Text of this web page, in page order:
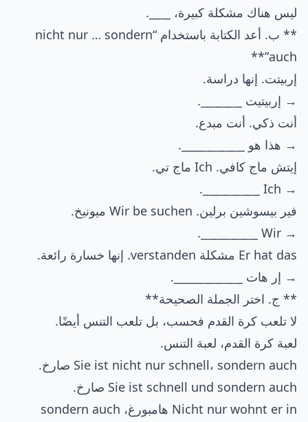
ليس هناك مشكلة كبيرة، _
__.
** ب. أعد الكتابة باستخدام “nicht nur … sondern
auch”**
إربيتت. إنها دراسة.
→ إربيتيت _
.
أنت ذكي. أنت مبدع.
→ هذا هو _
____.
إيتش ماج كافي. Ich ماج تي.
→ Ich _
_.
فير بيسوشين برلين. Wir be suchen ميونيخ.
→ Wir _
_.
Er hat das مشكلة verstanden. إنها خسارة رائعة.
→ إر هات _
_____.
** ج. اختر الجملة الصحيحة**
لا تلعب كرة القدم فحسب، بل تلعب التنس أيضًا.
لعبة كرة القدم، لعبة التنس.
Sie ist nicht nur schnell، sondern auch صارخ.
Sie ist schnell und sondern auch صارخ.
Nicht nur wohnt er in هامبورغ، sondern auch